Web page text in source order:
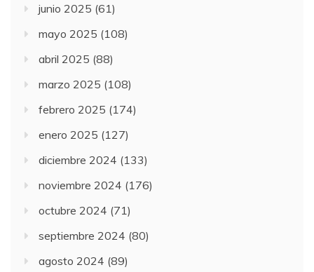
junio 2025 (61)
mayo 2025 (108)
abril 2025 (88)
marzo 2025 (108)
febrero 2025 (174)
enero 2025 (127)
diciembre 2024 (133)
noviembre 2024 (176)
octubre 2024 (71)
septiembre 2024 (80)
agosto 2024 (89)